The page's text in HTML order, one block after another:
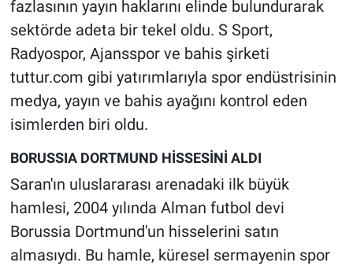
fazlasının yayın haklarını elinde bulundurarak
sektörde adeta bir tekel oldu. S Sport,
Radyospor, Ajansspor ve bahis şirketi
tuttur.com gibi yatırımlarıyla spor endüstrisinin
medya, yayın ve bahis ayağını kontrol eden
isimlerden biri oldu.
BORUSSIA DORTMUND HİSSESİNİ ALDI
Saran'ın uluslararası arenadaki ilk büyük
hamlesi, 2004 yılında Alman futbol devi
Borussia Dortmund'un hisselerini satın
almasıydı. Bu hamle, küresel sermayenin spor